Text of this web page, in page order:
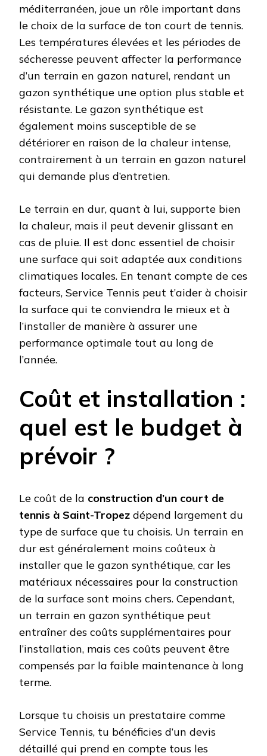
méditerranéen, joue un rôle important dans
le choix de la surface de ton court de tennis.
Les températures élevées et les périodes de
sécheresse peuvent affecter la performance
d’un terrain en gazon naturel, rendant un
gazon synthétique une option plus stable et
résistante. Le gazon synthétique est
également moins susceptible de se
détériorer en raison de la chaleur intense,
contrairement à un terrain en gazon naturel
qui demande plus d’entretien.
Le terrain en dur, quant à lui, supporte bien
la chaleur, mais il peut devenir glissant en
cas de pluie. Il est donc essentiel de choisir
une surface qui soit adaptée aux conditions
climatiques locales. En tenant compte de ces
facteurs, Service Tennis peut t’aider à choisir
la surface qui te conviendra le mieux et à
l’installer de manière à assurer une
performance optimale tout au long de
l’année.
Coût et installation :
quel est le budget à
prévoir ?
Le coût de la construction d’un court de
tennis à Saint-Tropez dépend largement du
type de surface que tu choisis. Un terrain en
dur est généralement moins coûteux à
installer que le gazon synthétique, car les
matériaux nécessaires pour la construction
de la surface sont moins chers. Cependant,
un terrain en gazon synthétique peut
entraîner des coûts supplémentaires pour
l’installation, mais ces coûts peuvent être
compensés par la faible maintenance à long
terme.
Lorsque tu choisis un prestataire comme
Service Tennis, tu bénéficies d’un devis
détaillé qui prend en compte tous les